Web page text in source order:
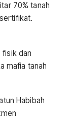
70% tanah
fisik dan
mafia tanah
Habibah